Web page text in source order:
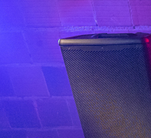
Trực tiếp Di động
Âm thanh sân khấu
Ghi âm & Phát sóng